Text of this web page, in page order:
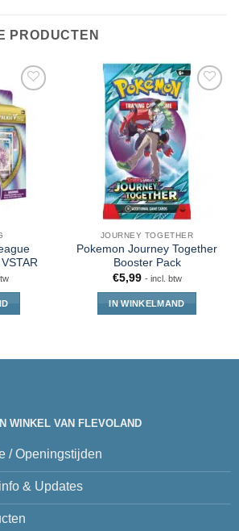
PRODUCTEN
JOURNEY TOGETHER
Pokemon Journey Together
Booster Pack
€5,99 - incl. btw
IN WINKELMAND
WINKEL VAN FLEVOLAND
/ Openingstijden
& Updates